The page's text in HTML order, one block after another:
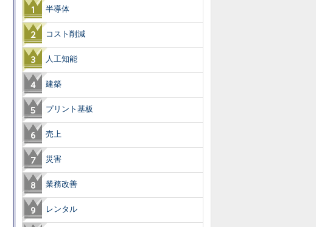
半導体
コスト削減
人工知能
建築
プリント基板
売上
災害
業務改善
レンタル